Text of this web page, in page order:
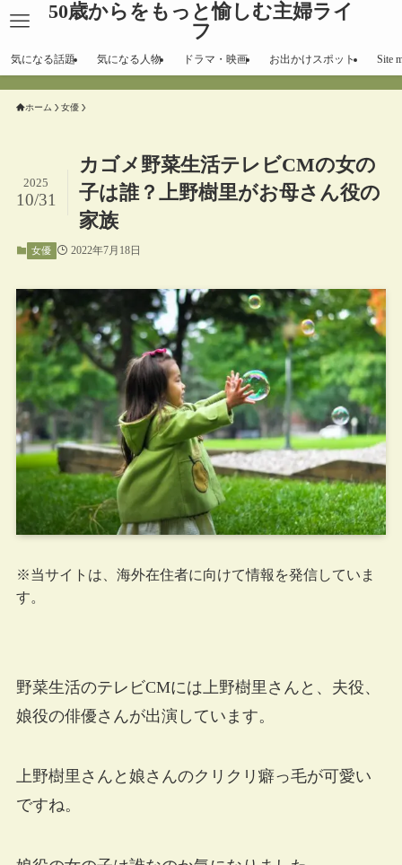
50歳からをもっと愉しむ主婦ライ
フ
気になる話題 気になる人物 ドラマ・映画 お出かけスポット Site
ホーム 女優
カゴメ野菜生活テレビCMの女の
子は誰？上野樹里がお母さん役の
家族
2025
10/31
女優 2022年7月18日
※当サイトは、海外在住者に向けて情報を発信していま
す。
野菜生活のテレビCMには上野樹里さんと、夫役、
娘役の俳優さんが出演しています。
上野樹里さんと娘さんのクリクリ癖っ毛が可愛い
ですね。